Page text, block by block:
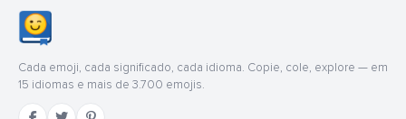
Cada emoji, cada significado, cada idioma. Copie, cole, explore — em
15 idiomas e mais de 3.700 emojis.